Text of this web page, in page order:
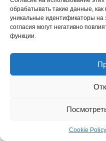
обрабатывать такие данные,
уникальные идентификаторы на
согласия могут негативно
функции.
Cookie Policy
Маскирование данных
2000-х годах.
Tokenization
– это
конфиденциальные
и формат. Этим
маскирования данных.
как номер кредитной
который не имеет
чувствительными